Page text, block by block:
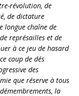
révolution, de
de dictature
longue chaîne de
représailles et de
à ce jeu de hasard
coup de dés
des
que réserve à tous
la